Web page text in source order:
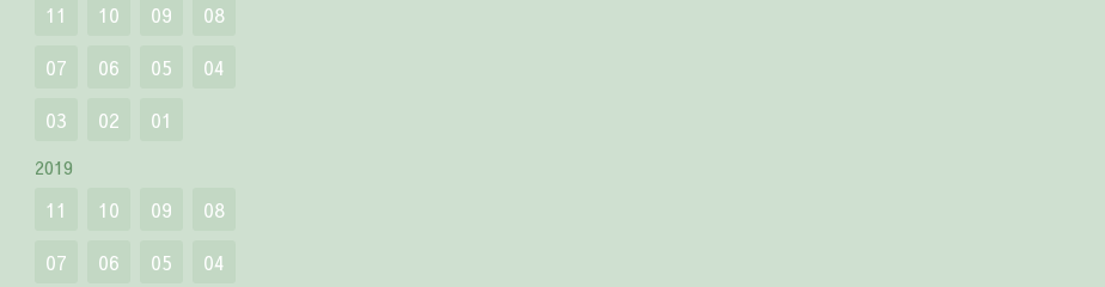
11 10 09
08
07
06 05
04
03
02 01
2019
11 10 09
08
07
06 05
04